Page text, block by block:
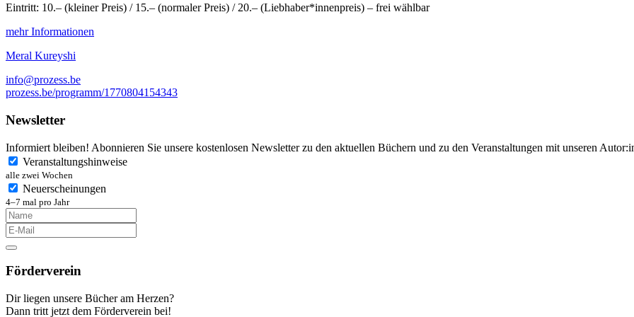
Eintritt: 10.– (kleiner Preis) / 15.– (normaler Preis) / 20.– (Liebhaber*innenpreis) ⁠–⁠ frei wählbar
mehr Informationen
Meral Kureyshi
info@prozess.be
prozess.be/programm/1770804154343
Newsletter
Informiert bleiben! Abonnieren Sie unsere kostenlosen Newsletter zu den aktuellen Büchern und zu den Veranstaltungen mit unseren
Veranstaltungshinweise
alle zwei Wochen
Neuerscheinungen
4–7 mal pro Jahr
Förderverein
Dir liegen unsere Bücher am Herzen?
Dann tritt jetzt dem Förderverein bei!